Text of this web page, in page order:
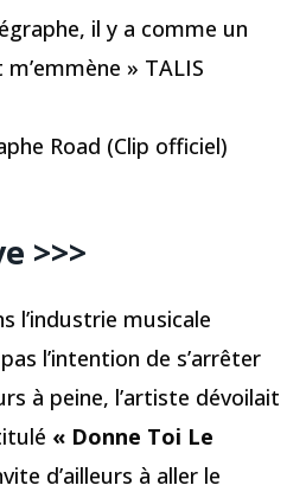
il y a comme un
» TALIS
Road (Clip officiel)
>>>
l’industrie musicale
pas l’intention de s’arrêter
à peine, l’artiste dévoilait
« Donne Toi Le
d’ailleurs à aller le